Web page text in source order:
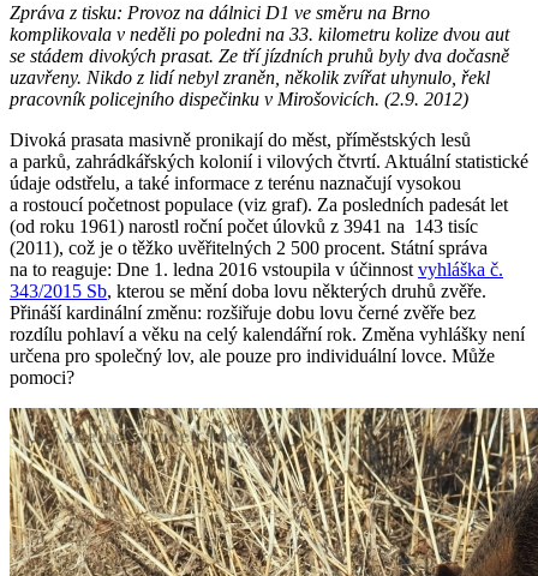
Zpráva z tisku: Provoz na dálnici D1 ve směru na Brno
komplikovala v neděli po poledni na 33. kilometru kolize dvou aut
se stádem divokých prasat. Ze tří jízdních pruhů byly dva dočasně
uzavřeny. Nikdo z lidí nebyl zraněn, několik zvířat uhynulo, řekl
pracovník policejního dispečinku v Mirošovicích. (2.9. 2012)
Divoká prasata masivně pronikají do měst, příměstských lesů
a parků, zahrádkářských kolonií i vilových čtvrtí. Aktuální statistické
údaje odstřelu, a také informace z terénu naznačují vysokou
a rostoucí početnost populace (viz graf). Za posledních padesát let
(od roku 1961) narostl roční počet úlovků z 3941 na 143 tisíc
(2011), což je o těžko uvěřitelných 2 500 procent. Státní správa
na to reaguje: Dne 1. ledna 2016 vstoupila v účinnost vyhláška č.
343/2015 Sb, kterou se mění doba lovu některých druhů zvěře.
Přináší kardinální změnu: rozšiřuje dobu lovu černé zvěře bez
rozdílu pohlaví a věku na celý kalendářní rok. Změna vyhlášky není
určena pro společný lov, ale pouze pro individuální lovce. Může
pomoci?